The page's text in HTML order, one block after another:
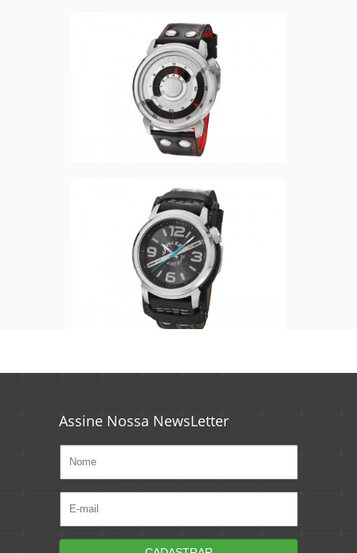
Assine Nossa NewsLetter